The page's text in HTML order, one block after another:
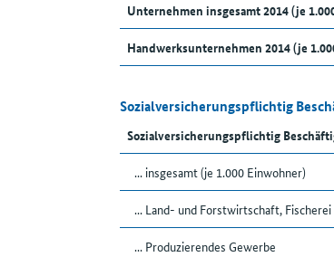
Unternehmen insgesamt 2014 (je
Handwerksunternehmen 2014 (je
Sozialversicherungspflichtig
Sozialversicherungspflichtig
... insgesamt (je 1.000 Einwohner)
... Land- und Forstwirtschaft, Fischerei
... Produzierendes Gewerbe